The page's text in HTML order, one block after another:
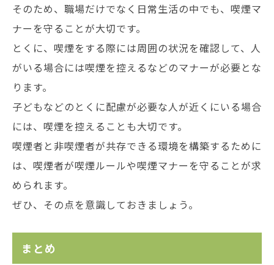
そのため、職場だけでなく日常生活の中でも、喫煙マ
ナーを守ることが大切です。
とくに、喫煙をする際には周囲の状況を確認して、人
がいる場合には喫煙を控えるなどのマナーが必要とな
ります。
子どもなどのとくに配慮が必要な人が近くにいる場合
には、喫煙を控えることも大切です。
喫煙者と非喫煙者が共存できる環境を構築するために
は、喫煙者が喫煙ルールや喫煙マナーを守ることが求
められます。
ぜひ、その点を意識しておきましょう。
まとめ